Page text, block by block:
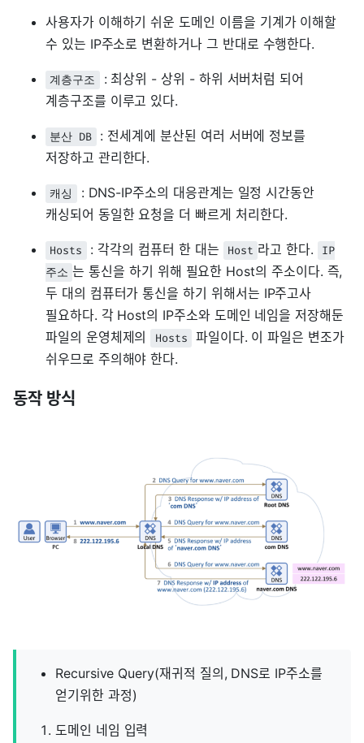
사용자가 이해하기 쉬운 도메인 이름을 기계가 이해할
수 있는 IP주소로 변환하거나 그 반대로 수행한다.
계층구조
: 최상위 - 상위 - 하위 서버처럼 되어
계층구조를 이루고 있다.
분산 DB
: 전세계에 분산된 여러 서버에 정보를
저장하고 관리한다.
캐싱
: DNS-IP주소의 대응관계는 일정 시간동안
캐싱되어 동일한 요청을 더 빠르게 처리한다.
Hosts : 각각의 컴퓨터 한 대는 Host 라고 한다.
IP
주소 는 통신을 하기 위해 필요한 Host의 주소이다. 즉,
두 대의 컴퓨터가 통신을 하기 위해서는 IP주고사
필요하다. 각 Host의 IP주소와 도메인 네임을 저장해둔
파일의 운영체제의
Hosts
파일이다. 이 파일은 변조가
쉬우므로 주의해야 한다.
동작 방식
Recursive Query(재귀적 질의, DNS로 IP주소를
얻기위한 과정)
도메인 네임 입력